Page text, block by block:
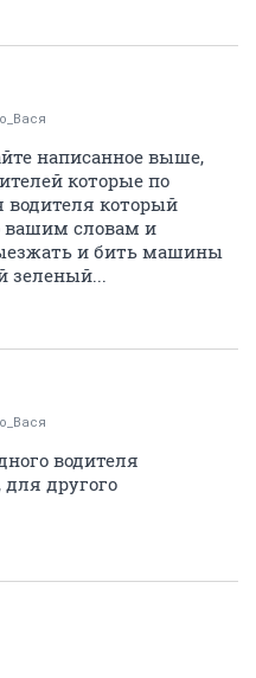
написанное выше,
которые по
водителя который
вашим словам и
и бить машины
зеленый...
водителя
другого